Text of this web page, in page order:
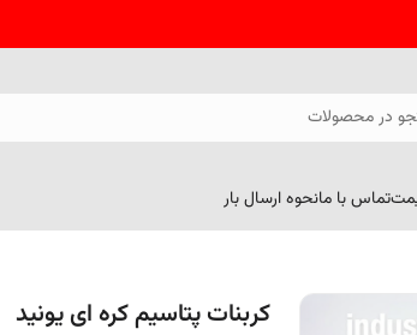
در محصولات
تماس با مانحوه ارسال بار
کربنات پتاسیم کره ای یونید